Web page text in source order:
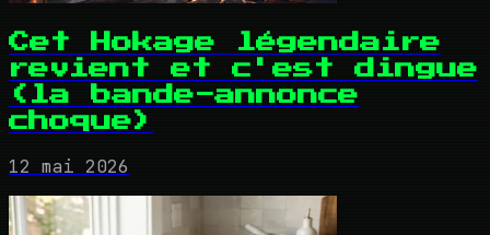
Cet Hokage légendaire
revient et c'est dingue
(la bande-annonce
choque)
12 mai 2026